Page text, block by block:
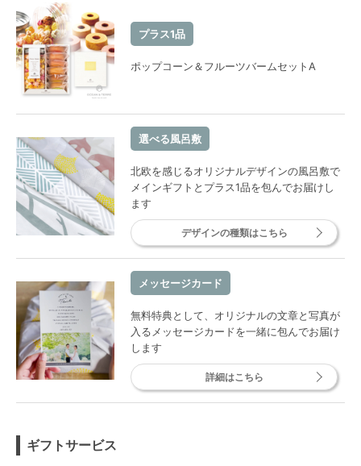
プラス1品
ポップコーン＆フルーツバームセットA
選べる風呂敷
北欧を感じるオリジナルデザインの風呂敷で
メインギフトとプラス1品を包んでお届けし
ます
デザインの種類はこちら
メッセージカード
無料特典として、オリジナルの文章と写真が
入るメッセージカードを一緒に包んでお届け
します
詳細はこちら
ギフトサービス